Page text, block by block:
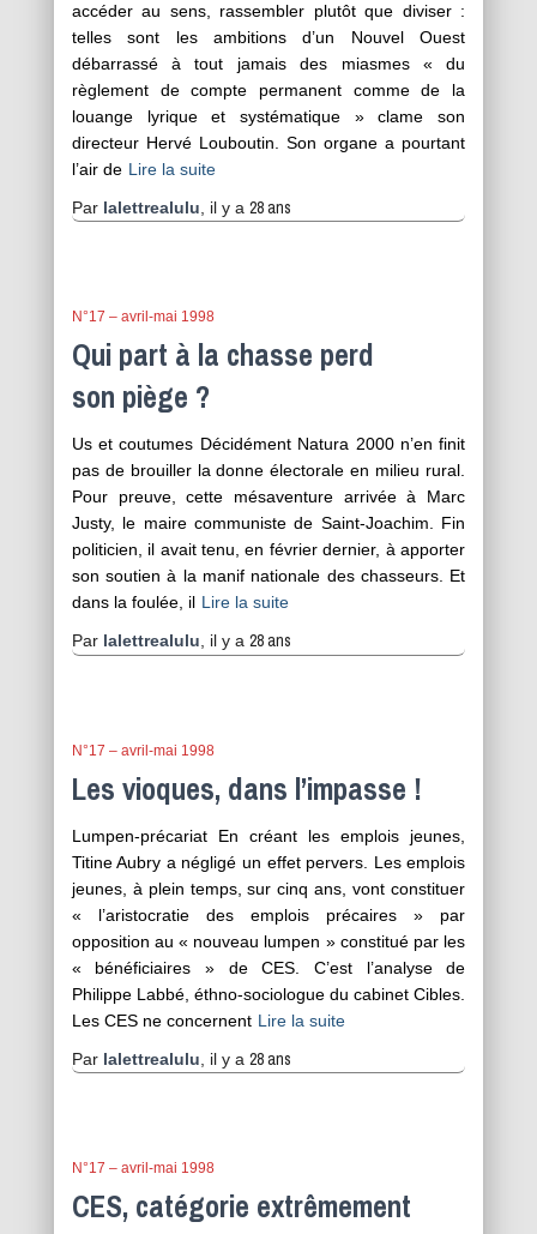
accéder au sens, rassembler plutôt que diviser :
telles sont les ambitions d’un Nouvel Ouest
débarrassé à tout jamais des miasmes « du
règlement de compte permanent comme de la
louange lyrique et systématique » clame son
directeur Hervé Louboutin. Son organe a pourtant
l’air de Lire la suite
Par lalettrealulu , il y a 28 ans
N°17 – avril-mai 1998
Qui part à la chasse perd
son piège ?
Us et coutumes Décidément Natura 2000 n’en finit
pas de brouiller la donne électorale en milieu rural.
Pour preuve, cette mésaventure arrivée à Marc
Justy, le maire communiste de Saint-Joachim. Fin
politicien, il avait tenu, en février dernier, à apporter
son soutien à la manif nationale des chasseurs. Et
dans la foulée, il Lire la suite
Par lalettrealulu, il y a 28 ans
N°17 – avril-mai 1998
Les vioques, dans l’impasse !
Lumpen-précariat En créant les emplois jeunes,
Titine Aubry a négligé un effet pervers. Les emplois
jeunes, à plein temps, sur cinq ans, vont constituer
« l’aristocratie des emplois précaires » par
opposition au « nouveau lumpen » constitué par les
« bénéficiaires » de CES. C’est l’analyse de
Philippe Labbé, éthno-sociologue du cabinet Cibles.
Les CES ne concernent Lire la suite
Par lalettrealulu , il y a 28 ans
N°17 – avril-mai 1998
CES, catégorie extrêmement